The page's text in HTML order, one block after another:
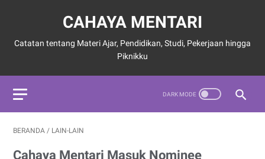
CAHAYA MENTARI
Catatan tentang Materi Ajar, Pendidikan, Studi, Pekerjaan hingga
Piknikku
BERANDA / LAIN-LAIN
Cahaya Mentari Masuk Nominee